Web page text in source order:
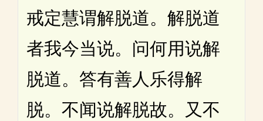
戒定慧谓解脱道。解脱道
者我今当说。问何用说解
脱道。答有善人乐得解
脱。不闻说解脱故。又不